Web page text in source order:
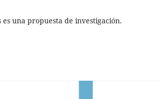
es una propuesta de investigación.